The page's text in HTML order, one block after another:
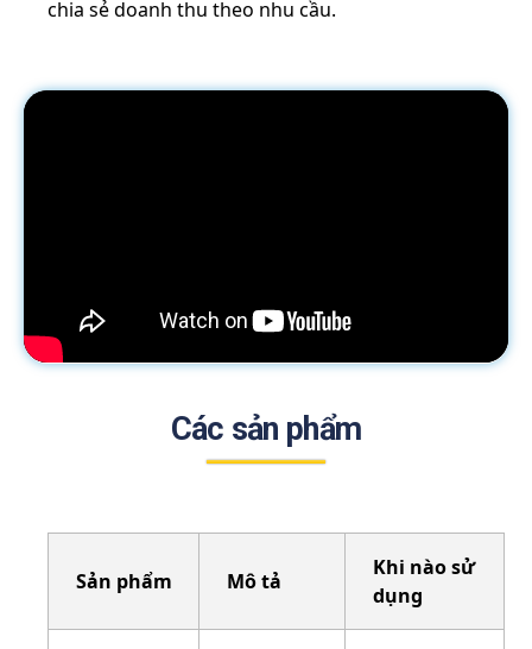
chia sẻ doanh thu theo nhu cầu.
Các sản phẩm
Sản phẩm Mô tả
Khi nào sử
dụng